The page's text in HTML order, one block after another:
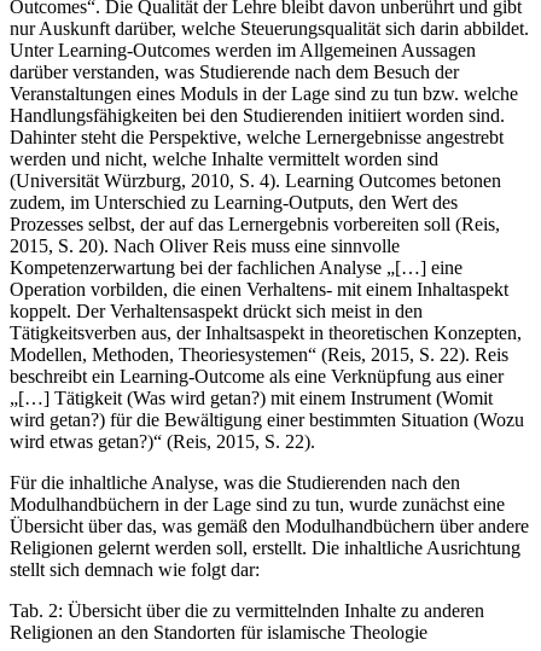
Outcomes“. Die Qualität der Lehre bleibt davon unberührt und gibt
nur Auskunft darüber, welche Steuerungsqualität sich darin abbildet.
Unter Learning-Outcomes werden im Allgemeinen Aussagen
darüber verstanden, was Studierende nach dem Besuch der
Veranstaltungen eines Moduls in der Lage sind zu tun bzw. welche
Handlungsfähigkeiten bei den Studierenden initiiert worden sind.
Dahinter steht die Perspektive, welche Lernergebnisse angestrebt
werden und nicht, welche Inhalte vermittelt worden sind
(Universität Würzburg, 2010, S. 4). Learning Outcomes betonen
zudem, im Unterschied zu Learning-Outputs, den Wert des
Prozesses selbst, der auf das Lernergebnis vorbereiten soll (Reis,
2015, S. 20). Nach Oliver Reis muss eine sinnvolle
Kompetenzerwartung bei der fachlichen Analyse „[…] eine
Operation vorbilden, die einen Verhaltens- mit einem Inhaltaspekt
koppelt. Der Verhaltensaspekt drückt sich meist in den
Tätigkeitsverben aus, der Inhaltsaspekt in theoretischen Konzepten,
Modellen, Methoden, Theoriesystemen“ (Reis, 2015, S. 22). Reis
beschreibt ein Learning-Outcome als eine Verknüpfung aus einer
„[…] Tätigkeit (Was wird getan?) mit einem Instrument (Womit
wird getan?) für die Bewältigung einer bestimmten Situation (Wozu
wird etwas getan?)“ (Reis, 2015, S. 22).
Für die inhaltliche Analyse, was die Studierenden nach den
Modulhandbüchern in der Lage sind zu tun, wurde zunächst eine
Übersicht über das, was gemäß den Modulhandbüchern über andere
Religionen gelernt werden soll, erstellt. Die inhaltliche Ausrichtung
stellt sich demnach wie folgt dar:
Tab. 2: Übersicht über die zu vermittelnden Inhalte zu anderen
Religionen an den Standorten für islamische Theologie